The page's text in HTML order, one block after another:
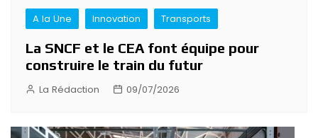
A la Une Innovation Transports
La SNCF et le CEA font équipe pour
construire le train du futur
La Rédaction 09/07/2026